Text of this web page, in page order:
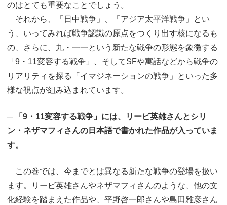
のはとても重要なことでしょう。
それから、「日中戦争」、「アジア太平洋戦争」とい
う、いってみれば戦争認識の原点をつくり出す核になるも
の、さらに、九・一一という新たな戦争の形態を象徴する
「9・11変容する戦争」、そしてSFや寓話などから戦争の
リアリティを探る「イマジネーションの戦争」といった多
様な視点が組み込まれています。
─ 「9・11変容する戦争」には、リービ英雄さんとシリ
ン・ネザマフィさんの日本語で書かれた作品が入っていま
す。
この巻では、今までとは異なる新たな戦争の登場を扱い
ます。リービ英雄さんやネザマフィさんのような、他の文
化経験を踏まえた作品や、平野啓一郎さんや島田雅彦さん